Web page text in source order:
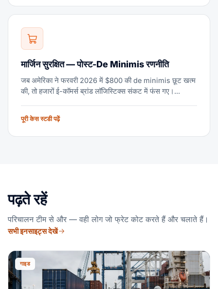
मार्जिन सुरक्षित — पोस्ट-De Minimis रणनीति
जब अमेरिका ने फरवरी 2026 में $800 की de minimis छूट खत्म
की, तो हजारों ई-कॉमर्स ब्रांड लॉजिस्टिक्स संकट में फंस गए।...
पूरी केस स्टडी पढ़ें
पढ़ते रहें
परिचालन टीम से और — वही लोग जो फ्रेट कोट करते हैं और चलाते हैं।
सभी इनसाइट्स देखें
गाइड